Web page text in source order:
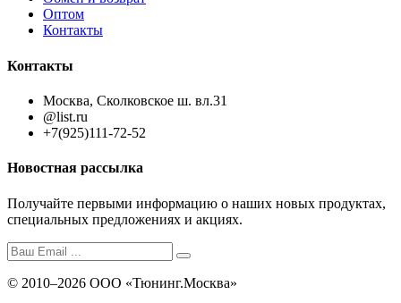
Оптом
Контакты
Контакты
Москва, Сколковское ш. вл.31
@list.ru
+7(925)111-72-52
Новостная рассылка
Получайте первыми информацию о наших новых продуктах,
специальных предложениях и акциях.
© 2010–2026 ООО «Тюнинг.Москва»